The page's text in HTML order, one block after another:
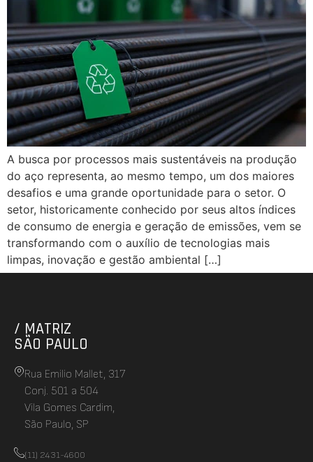
A busca por processos mais sustentáveis na produção
do aço representa, ao mesmo tempo, um dos maiores
desafios e uma grande oportunidade para o setor. O
setor, historicamente conhecido por seus altos índices
de consumo de energia e geração de emissões, vem se
transformando com o auxílio de tecnologias mais
limpas, inovação e gestão ambiental […]
/ MATRIZ
SÃO PAULO
Rua Emilio Mallet, 317
Conj. 501 a 504
Vila Gomes Cardim,
São Paulo, SP
(11) 2431-4600